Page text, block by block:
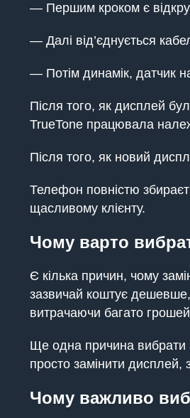
— Першим кроком є
— Далі від’єднується
— Потім динамік, датчик
Після того, як дисплей
TrueTone працювала
Після того, як новий
Телефон повністю
щасливому клієнту.
Чому варто
Є кілька причин, чому
зазвичай коштує
витрачаючи багато
Ще одна причина вибрати
просто замінити
Чому важливо